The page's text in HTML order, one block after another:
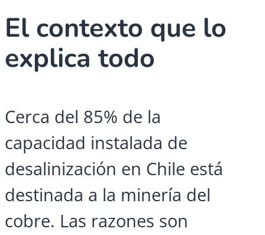
El contexto que lo
explica todo
Cerca del 85% de la
capacidad instalada de
desalinización en Chile está
destinada a la minería del
cobre. Las razones son